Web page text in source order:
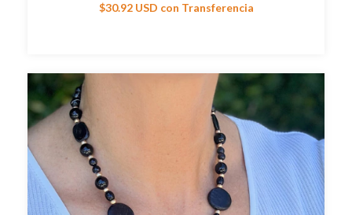
$30.92 USD con Transferencia